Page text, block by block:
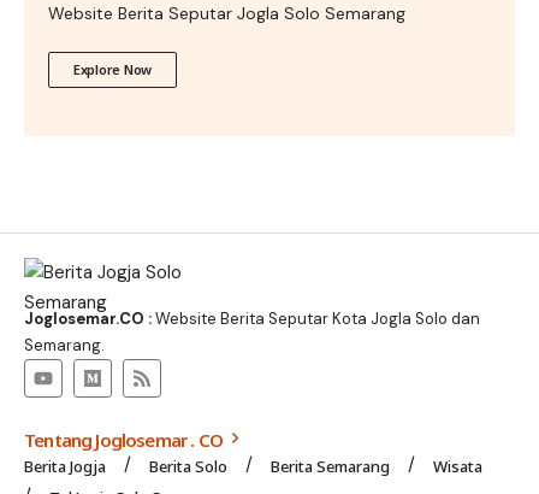
Website Berita Seputar Jogla Solo Semarang
Explore Now
Joglosemar.CO :Website Berita Seputar Kota Jogla Solo dan
Semarang.
Tentang Joglosemar . CO
Berita Jogja Berita Solo Berita Semarang
Wisata